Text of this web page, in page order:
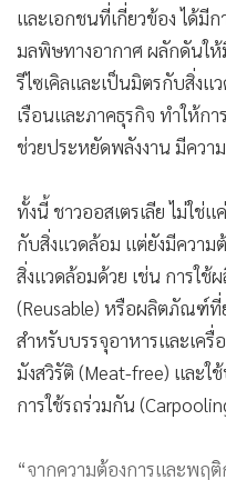
และเอกชนที่เกี่ยวข้อง ได้มี
มลพิษทางอากาศ ผลักดันใ
รีไซเคิลและเป็นมิตรกับสิ่ง
เรือนและภาคธุรกิจ ทำให้ก
ช่วยประหยัดพลังงาน มีควา
ทั้งนี้ ชาวออสเตรเลีย ไม่ใช่
กับสิ่งแวดล้อม แต่ยังมีความ
สิ่งแวดล้อมด้วย เช่น การใ
(Reusable) หรือผลิตภัณฑ์ที่
สำหรับบรรจุอาหารและเครื่
มังสวิรัติ (Meat-free) และ
การใช้รถร่วมกัน
“จากความต้องการและพฤ